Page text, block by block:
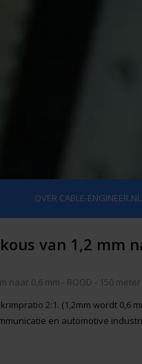
OVER CABLE-ENGINEER.NL
van 1,2 mm
0,6 mm - ROOD - 150 meter
2:1. (1,2mm wordt 0,6
en automotive